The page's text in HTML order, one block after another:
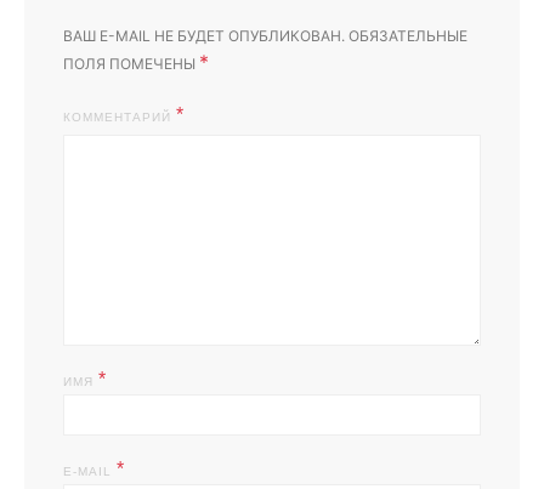
ВАШ E-MAIL НЕ БУДЕТ ОПУБЛИКОВАН. ОБЯЗАТЕЛЬНЫЕ
ПОЛЯ ПОМЕЧЕНЫ *
КОММЕНТАРИЙ
ИМЯ *
E-MAIL *